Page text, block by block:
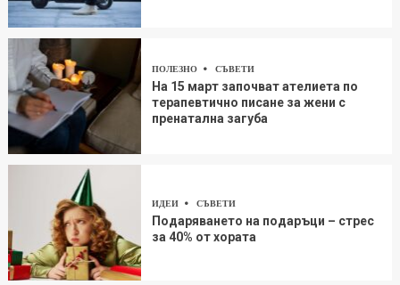
ПОЛЕЗНО СЪВЕТИ
На 15 март започват ателиета по
терапевтично писане за жени с
пренатална загуба
ИДЕИ СЪВЕТИ
Подаряването на подаръци – стрес
за 40% от хората